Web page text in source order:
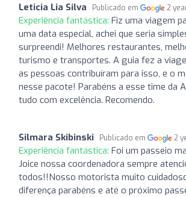
Leticia Lia Silva Publicado em 2
Experiência fantástica: Fiz uma viagem
uma data especial, achei que seria
surpreendi! Melhores restaurantes,
turismo e transportes. A guia fez a
as pessoas contribuíram para isso, e o
nesse pacote! Parabéns a esse time da
tudo com excelência. Recomendo.
Silmara Skibinski Publicado em 2
Experiência fantástica: Foi um passeio
Joice nossa coordenadora sempre
todos!!Nosso motorista muito
diferença parabéns e até o próximo